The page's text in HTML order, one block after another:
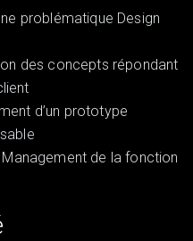
problématique Design
des concepts répondant
d’un prototype
de la fonction